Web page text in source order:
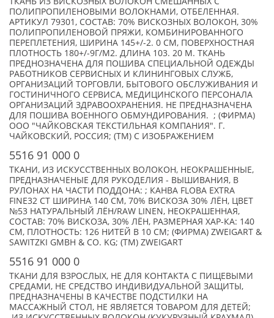
ПОЛИПРОПИЛЕНОВЫМИ ВОЛОКНАМИ, ОТБЕЛЕННАЯ.
АРТИКУЛ 79301, СОСТАВ: 70% ВИСКОЗНЫХ ВОЛОКОН, 30%
ПОЛИПРОПИЛЕНОВОЙ ПРЯЖИ, КОМБИНИРОВАННОГО
ПЕРЕПЛЕТЕНИЯ, ШИРИНА 145+/-2. 0 СМ, ПОВЕРХНОСТНАЯ
ПЛОТНОСТЬ 180+/-9Г/М2. ДЛИНА 103. 20 М. ТКАНЬ
ПРЕДНОЗНАЧЕНА ДЛЯ ПОШИВА СПЕЦИАЛЬНОЙ ОДЕЖДЫ
РАБОТНИКОВ СЕРВИСНЫХ И КЛИНИНГОВЫХ СЛУЖБ,
ОРГАНИЗАЦИЙ ТОРГОВЛИ, БЫТОВОГО ОБСЛУЖИВАНИЯ И
ГОСТИНИЧНОГО СЕРВИСА, МЕДИЦИНСКОГО ПЕРСОНАЛА
ОРГАНИЗАЦИЙ ЗДРАВООХРАНЕНИЯ. НЕ ПРЕДНАЗНАЧЕНА
ДЛЯ ПОШИВА ВОЕННОГО ОБМУНДИРОВАНИЯ. ; (ФИРМА)
ООО "ЧАЙКОВСКАЯ ТЕКСТИЛЬНАЯ КОМПАНИЯ". Г.
ЧАЙКОВСКИЙ, РОССИЯ; (TM) С ИЗОБРАЖЕНИЕМ
5516 91 000 0
ТКАНИ, ИЗ ИСКУССТВЕННЫХ ВОЛОКОН, НЕОКРАШЕННЫЕ,
ПРЕДНАЗНАЧЕНЫЕ ДЛЯ РУКОДЕЛИЯ - ВЫШИВАНИЯ, В
РУЛОНАХ НА ЧАСТИ ПОДДОНА: ; КАНВА FLOBA EXTRA
FINE32 СT ШИРИНА 140 СМ, 70% ВИСКОЗА 30% ЛЁН, ЦВЕТ
№53 НАТУРАЛЬНЫЙ ЛЁН/RAW LINEN, НЕОКРАШЕННАЯ,
СОСТАВ: 70% ВИСКОЗА, 30% ЛЁН, РАЗМЕРНАЯ ХАР-КА: 140
СМ, ПЛОТНОСТЬ: 126 НИТЕЙ В 10 СМ; (ФИРМА) ZWEIGART &
SAWITZKI GMBH & CO. KG; (TM) ZWEIGART
5516 91 000 0
ТКАНИ ДЛЯ ВЗРОСЛЫХ, НЕ ДЛЯ КОНТАКТА С ПИЩЕВЫМИ
СРЕДАМИ, НЕ СРЕДСТВО ИНДИВИДУАЛЬНОЙ ЗАЩИТЫ,
ПРЕДНАЗНАЧЕНЫ В КАЧЕСТВЕ ПОДСТИЛКИ НА
МАССАЖНЫЙ СТОЛ, НЕ ЯВЛЯЕТСЯ ТОВАРОМ ДЛЯ ДЕТЕЙ;